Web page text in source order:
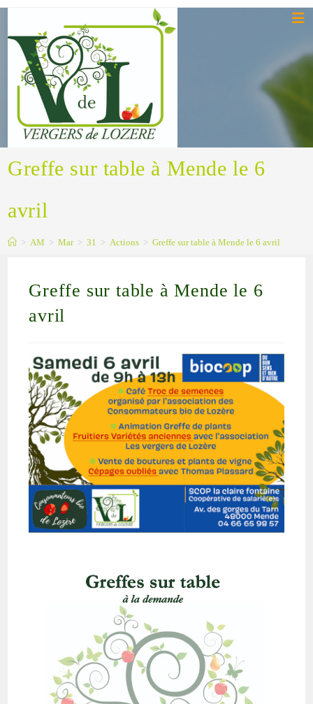
Greffe sur table à Mende le 6
avril
> AM > Mar > 31 > Actions > Greffe sur table à Mende le 6 avril
Greffe sur table à Mende le 6
avril